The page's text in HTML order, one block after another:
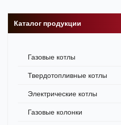
Каталог продукции
Газовые котлы
Твердотопливные котлы
Электрические котлы
Газовые колонки